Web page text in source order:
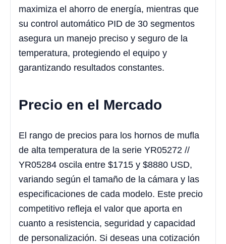
maximiza el ahorro de energía, mientras que
su control automático PID de 30 segmentos
asegura un manejo preciso y seguro de la
temperatura, protegiendo el equipo y
garantizando resultados constantes.
Precio en el Mercado
El rango de precios para los hornos de mufla
de alta temperatura de la serie YR05272 //
YR05284 oscila entre $1715 y $8880 USD,
variando según el tamaño de la cámara y las
especificaciones de cada modelo. Este precio
competitivo refleja el valor que aporta en
cuanto a resistencia, seguridad y capacidad
de personalización. Si deseas una cotización